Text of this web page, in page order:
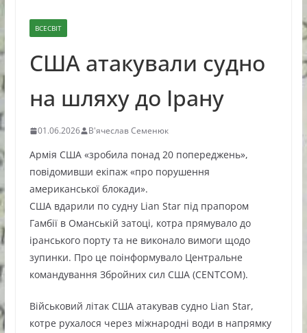
ВСЕСВІТ
США атакували судно
на шляху до Ірану
01.06.2026 В'ячеслав Семенюк
Армія США «зробила понад 20 попереджень»,
повідомивши екіпаж «про порушення
американської блокади».
США вдарили по судну Lian Star під прапором
Гамбії в Оманській затоці, котра прямувало до
іранського порту та не виконало вимоги щодо
зупинки. Про це поінформувало Центральне
командування Збройних сил США (CENTCOM).
Військовий літак США атакував судно Lian Star,
котре рухалося через міжнародні води в напрямку